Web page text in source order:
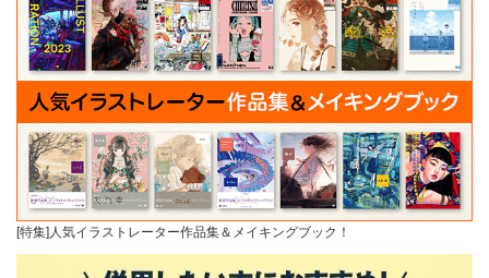
[特集]人気イラストレーター作品集＆メイキングブック！